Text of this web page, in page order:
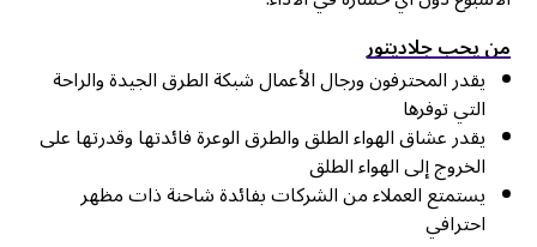
من يحب جلاديتور
يقدر المحترفون ورجال الأعمال شبكة الطرق الجيدة والراحة
التي توفرها
يقدر عشاق الهواء الطلق والطرق الوعرة فائدتها وقدرتها على
الخروج إلى الهواء الطلق
يستمتع العملاء من الشركات بفائدة شاحنة ذات مظهر
احترافي